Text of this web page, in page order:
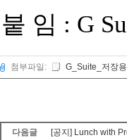
붙 임 : G
첨부파일: G_Suite_저장
다음글
[공지] Lunch with